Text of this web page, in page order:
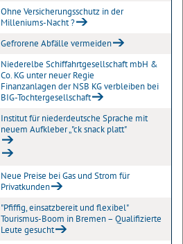
Ohne Versicherungsschutz in der
Milleniums-Nacht ?
Gefrorene Abfälle vermeiden
Niederelbe Schiffahrtgesellschaft mbH &
Co. KG unter neuer Regie
Finanzanlagen der NSB KG verbleiben bei
BIG-Tochtergesellschaft
Institut für niederdeutsche Sprache mit
neuem Aufkleber „"ck snack platt"
Neue Preise bei Gas und Strom für
Privatkunden
"Pfiffig, einsatzbereit und flexibel"
Tourismus-Boom in Bremen – Qualifizierte
Leute gesucht